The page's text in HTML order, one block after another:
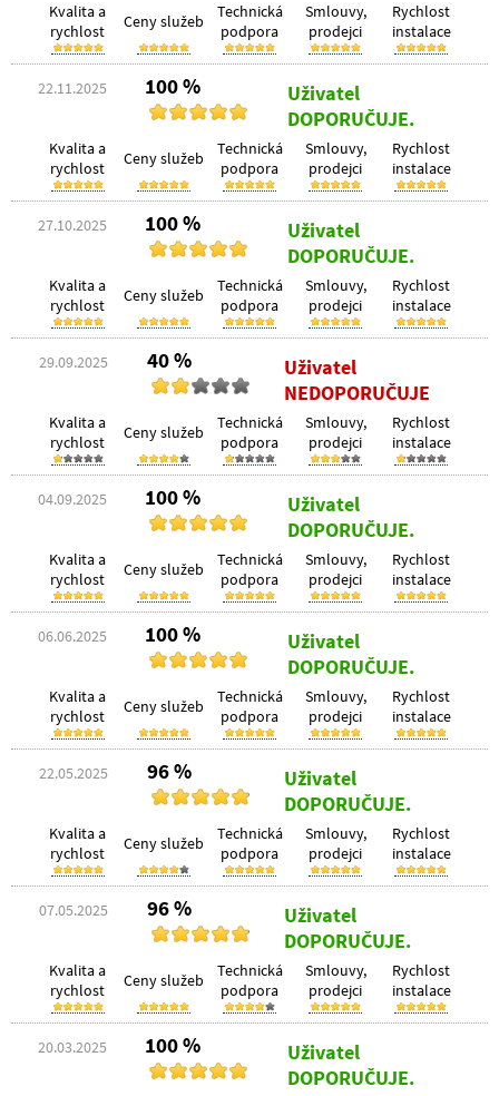
Kvalita a
rychlost
Ceny služeb
Technická
podpora
Smlouvy,
prodejci
Rychlost
instalace
22.11.2025 100 %
Uživatel
DOPORUČUJE.
Kvalita a
rychlost
Ceny služeb
Technická
podpora
Smlouvy,
prodejci
Rychlost
instalace
27.10.2025 100 %
Uživatel
DOPORUČUJE.
Kvalita a
rychlost
Ceny služeb
Technická
podpora
Smlouvy,
prodejci
Rychlost
instalace
29.09.2025 40 %
Uživatel
NEDOPORUČUJE
Kvalita a
rychlost
Ceny služeb
Technická
podpora
Smlouvy,
prodejci
Rychlost
instalace
04.09.2025 100 %
Uživatel
DOPORUČUJE.
Kvalita a
rychlost
Ceny služeb
Technická
podpora
Smlouvy,
prodejci
Rychlost
instalace
06.06.2025 100 %
Uživatel
DOPORUČUJE.
Kvalita a
rychlost
Ceny služeb
Technická
podpora
Smlouvy,
prodejci
Rychlost
instalace
22.05.2025 96 %
Uživatel
DOPORUČUJE.
Kvalita a
rychlost
Ceny služeb
Technická
podpora
Smlouvy,
prodejci
Rychlost
instalace
07.05.2025 96 %
Uživatel
DOPORUČUJE.
Kvalita a
rychlost
Ceny služeb
Technická
podpora
Smlouvy,
prodejci
Rychlost
instalace
20.03.2025 100 %
Uživatel
DOPORUČUJE.